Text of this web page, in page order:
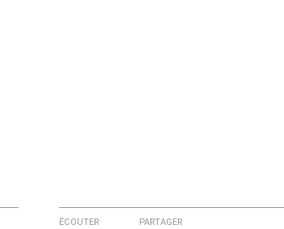
ÉCOUTER PARTAGER